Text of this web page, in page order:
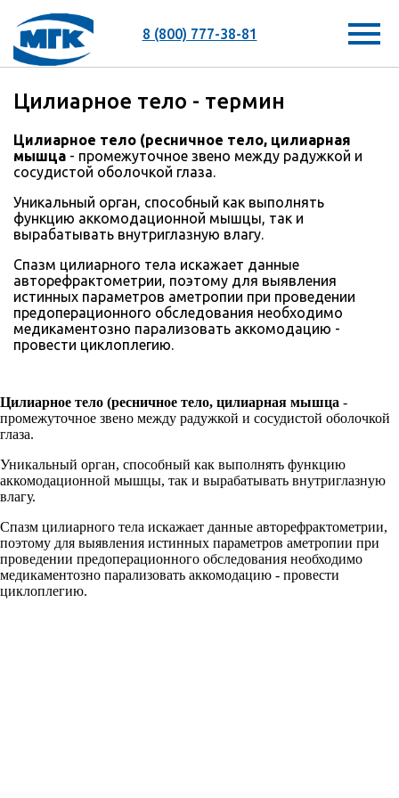
8 (800) 777-38-81
Цилиарное тело - термин
Цилиарное тело (ресничное тело, цилиарная
мышца - промежуточное звено между радужкой и
сосудистой оболочкой глаза.
Уникальный орган, способный как выполнять
функцию аккомодационной мышцы, так и
вырабатывать внутриглазную влагу.
Спазм цилиарного тела искажает данные
авторефрактометрии, поэтому для выявления
истинных параметров аметропии при проведении
предоперационного обследования необходимо
медикаментозно парализовать аккомодацию -
провести циклоплегию.
Цилиарное тело (ресничное тело, цилиарная мышца -
промежуточное звено между радужкой и сосудистой оболочкой
глаза.
Уникальный орган, способный как выполнять функцию
аккомодационной мышцы, так и вырабатывать внутриглазную
влагу.
Спазм цилиарного тела искажает данные авторефрактометрии,
поэтому для выявления истинных параметров аметропии при
проведении предоперационного обследования необходимо
медикаментозно парализовать аккомодацию - провести
циклоплегию.